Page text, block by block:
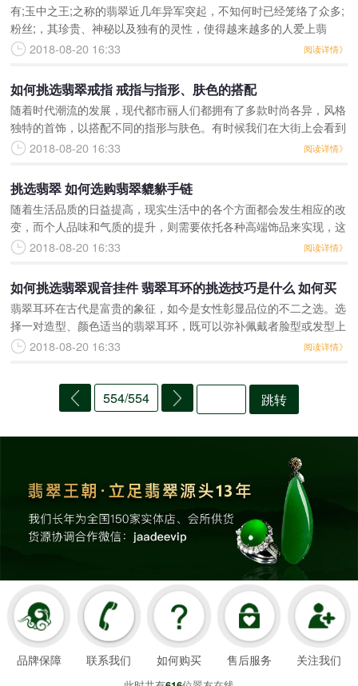
有;玉中之王;之称的翡翠近几年异军突起，不知何时已经笼络了众多;
粉丝;，其珍贵、神秘以及独有的灵性，使得越来越多的人爱上翡
翠。这不，本报联合河南省金银珠宝饰品质量监督检验站举办的免费
2018-08-20 16:33 阅读详情》
如何挑选翡翠戒指 戒指与指形、肤色的搭配
随着时代潮流的发展，现代都市丽人们都拥有了多款时尚各异，风格
独特的首饰，以搭配不同的指形与肤色。有时候我们在大街上会看到
很多人同时配带很多的首饰，吸引了无数人的目光，而有的人的配戴
2018-08-20 16:33 阅读详情》
挑选翡翠 如何选购翡翠貔貅手链
随着生活品质的日益提高，现实生活中的各个方面都会发生相应的改
变，而个人品味和气质的提升，则需要依托各种高端饰品来实现，这
也就为翡翠饰品提供了极佳的发展机遇，特别是在翡翠貔貅手链的佩
2018-08-20 16:33 阅读详情》
如何挑选翡翠观音挂件 翡翠耳环的挑选技巧是什么 如何买
到适合自己的翡翠耳环
翡翠耳环在古代是富贵的象征，如今是女性彰显品位的不二之选。选
择一对造型、颜色适当的翡翠耳环，既可以弥补佩戴者脸型或发型上
的不足，还可以增加佩戴者的时尚感。女人，一定要有一对适合自己
2018-08-20 16:33 阅读详情》
554/554 跳转
品牌保障 联系我们 如何购买 售后服务 关注我们